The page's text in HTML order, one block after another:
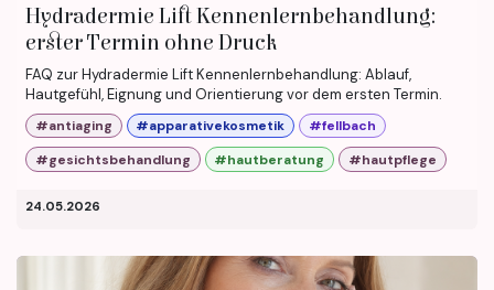
Hydradermie Lift Kennenlernbehandlung:
erster Termin ohne Druck
FAQ zur Hydradermie Lift Kennenlernbehandlung: Ablauf,
Hautgefühl, Eignung und Orientierung vor dem ersten Termin.
#antiaging #apparativekosmetik
#fellbach
#gesichtsbehandlung
#hautberatung #hautpflege
24.05.2026